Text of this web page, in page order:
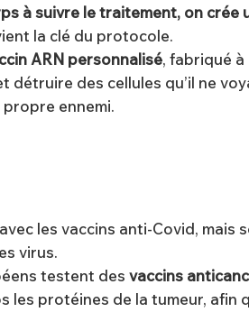
à suivre le traitement, on crée
la clé du protocole.
ARN personnalisé, fabriqué
détruire des cellules qu’il ne
propre ennemi.
les vaccins anti-Covid,
virus.
testent des vaccins
protéines de la tumeur, afin